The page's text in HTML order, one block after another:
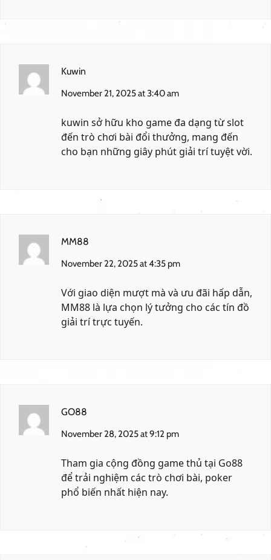
Kuwin
November 21, 2025 at 3:40 am
kuwin sở hữu kho game đa dạng từ slot
đến trò chơi bài đổi thưởng, mang đến
cho bạn những giây phút giải trí tuyệt vời.
MM88
November 22, 2025 at 4:35 pm
Với giao diện mượt mà và ưu đãi hấp dẫn,
MM88 là lựa chọn lý tưởng cho các tín đồ
giải trí trực tuyến.
GO88
November 28, 2025 at 9:12 pm
Tham gia cộng đồng game thủ tại Go88
để trải nghiệm các trò chơi bài, poker
phổ biến nhất hiện nay.